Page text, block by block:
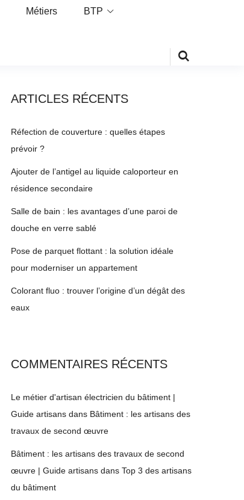
Métiers BTP
ARTICLES RÉCENTS
Réfection de couverture : quelles étapes
prévoir ?
Ajouter de l’antigel au liquide caloporteur en
résidence secondaire
Salle de bain : les avantages d’une paroi de
douche en verre sablé
Pose de parquet flottant : la solution idéale
pour moderniser un appartement
Colorant fluo : trouver l’origine d’un dégât des
eaux
COMMENTAIRES RÉCENTS
Le métier d'artisan électricien du bâtiment |
Guide artisans dans Bâtiment : les artisans des
travaux de second œuvre
Bâtiment : les artisans des travaux de second
œuvre | Guide artisans dans Top 3 des artisans
du bâtiment